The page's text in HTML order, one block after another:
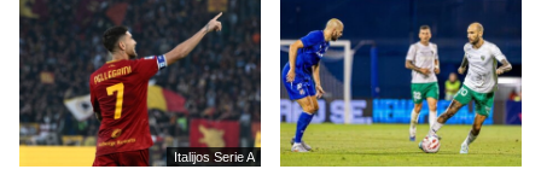
Italijos Serie A